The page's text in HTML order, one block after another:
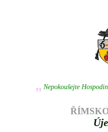
Nepokoušejte